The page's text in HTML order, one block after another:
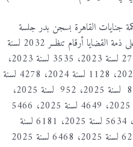
جنايات القاهرة بسجن بدر جلسة
تجديد حبس المئات من المواطنين على ذمة القضايا أرقام تنظــر 2032 لسنة
2022، 1976 لسنة 2023، 2727 لسنة 2023، 3535 لسنة 2023،
665 لسنة 2024، 757 لسنة 2024، 1128 لسنة 2024، 4278 لسنة
2024، 6026 لسنة 2024، 850 لسنة 2025، 952 لسنة 2025،
1603 لسنة 2025، 4127 لسنة 2025، 4649 لسنة 2025، 5466
لسنة 2025، 5633 لسنة 2025، 5634 لسنة 2025، 6181 لسنة
2025، 6183 لسنة 2025، 6236 لسنة 2025، 6468 لسنة 2025